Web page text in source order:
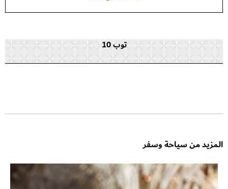
توب 10
المزيد من سياحة وسفر